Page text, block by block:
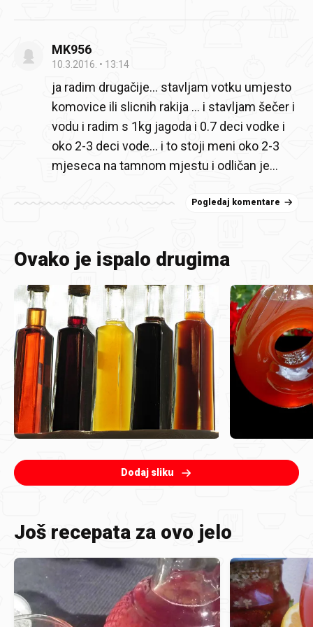
MK956
10.3.2016. 13:14
ja radim drugačije... stavljam votku umjesto
komovice ili slicnih rakija ... i stavljam šečer i
vodu i radim s 1kg jagoda i 0.7 deci vodke i
oko 2-3 deci vode... i to stoji meni oko 2-3
mjeseca na tamnom mjestu i odličan je...
Pogledaj komentare
Ovako je ispalo drugima
Dodaj sliku
Još recepata za ovo jelo